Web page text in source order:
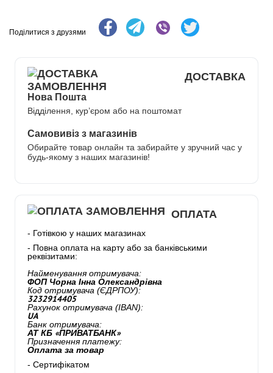
Поділитися з друзями
ДОСТАВКА
Нова Пошта
Відділення, кур’єром або на поштомат
Самовивіз з магазинів
Обирайте товар онлайн та забирайте у зручний час у
будь-якому з наших магазинів!
ОПЛАТА
- Готівкою у наших магазинах
- Повна оплата на карту або за банківськими
реквізитами:
Найменування отримувача:
ФОП Чорна Інна Олександрівна
Код отримувача (ЄДРПОУ):
3232914405
Рахунок отримувача (IBAN):
UA
Банк отримувача:
АТ КБ «ПРИВАТБАНК»
Призначення платежу:
Оплата за товар
- Сертифікатом